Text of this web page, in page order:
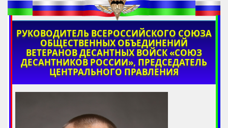
РУКОВОДИТЕЛЬ ВСЕРОССИЙСКОГО СОЮЗА
ОБЩЕСТВЕННЫХ ОБЪЕДИНЕНИЙ
ВЕТЕРАНОВ ДЕСАНТНЫХ ВОЙСК «СОЮЗ
ДЕСАНТНИКОВ РОССИИ», ПРЕДСЕДАТЕЛЬ
ЦЕНТРАЛЬНОГО ПРАВЛЕНИЯ